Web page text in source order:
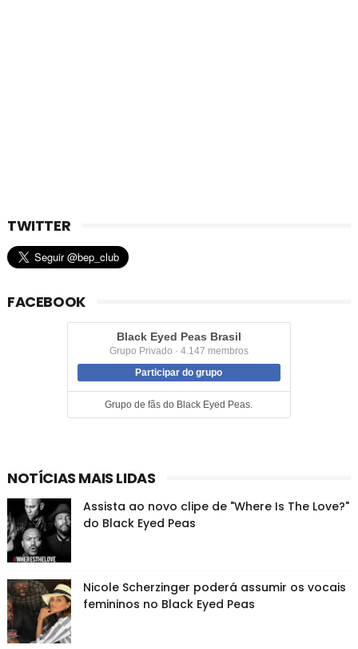
TWITTER
FACEBOOK
Black Eyed Peas Brasil
Grupo Privado · 4.147 membros
Participar do grupo
Grupo de fãs do Black Eyed Peas.
NOTÍCIAS MAIS LIDAS
Assista ao novo clipe de "Where Is The Love?"
do Black Eyed Peas
Nicole Scherzinger poderá assumir os vocais
femininos no Black Eyed Peas